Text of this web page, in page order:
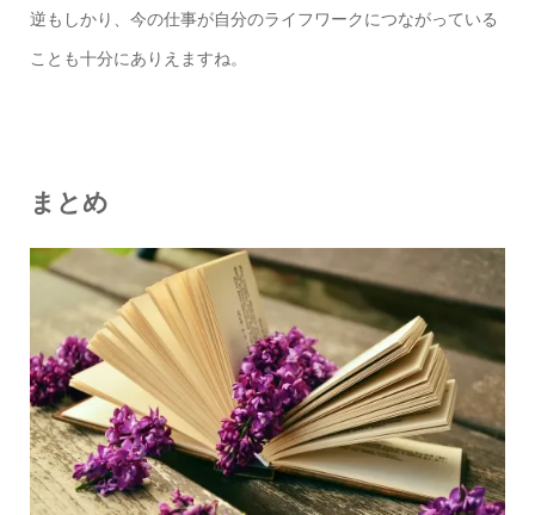
逆もしかり、今の仕事が自分のライフワークにつながっている
ことも十分にありえますね。
まとめ